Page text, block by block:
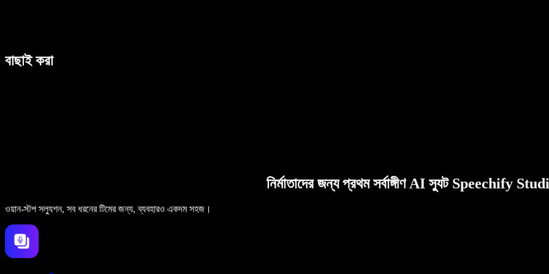
বাছাই করা
নির্মাতাদের জন্য প্রথম সর্বাঙ্গীণ AI স্যুট Speechify
ওয়ান-স্টপ সল্যুশন, সব ধরনের টিমের জন্য, ব্যবহারও একদম সহজ।